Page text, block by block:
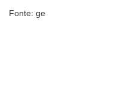
Fonte: ge